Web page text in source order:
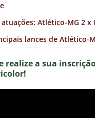
Atlético-MG 2 x
lances de Atlético-
realize a sua